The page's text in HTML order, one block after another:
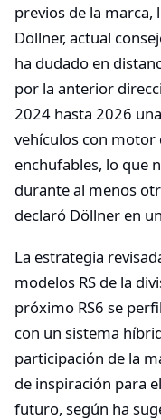
previos de la marca,
Döllner, actual
ha dudado en
por la anterior
2024 hasta 2026
vehículos con
enchufables, lo que
durante al menos
declaró Döllner en
La estrategia
modelos RS de la
próximo RS6 se
con un sistema
participación de la
de inspiración para
futuro, según ha